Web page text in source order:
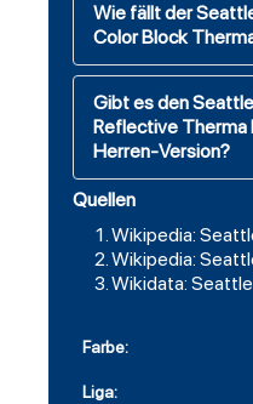
Wie fällt der
Color Block
Gibt es den
Reflective Therma
Herren-Version?
Quellen
Wikipedia:
Wikipedia:
Wikidata:
Farbe:
Liga: